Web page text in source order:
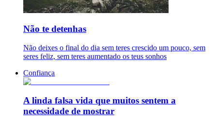
Não te detenhas
Não deixes o final do dia sem teres crescido um pouco, sem
seres feliz, sem teres aumentado os teus sonhos
Confiança
A linda falsa vida que muitos sentem a
necessidade de mostrar